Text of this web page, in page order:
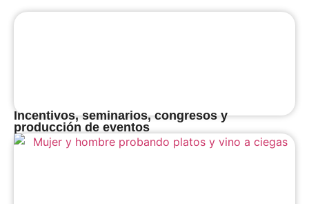
Incentivos, seminarios, congresos y
producción de eventos